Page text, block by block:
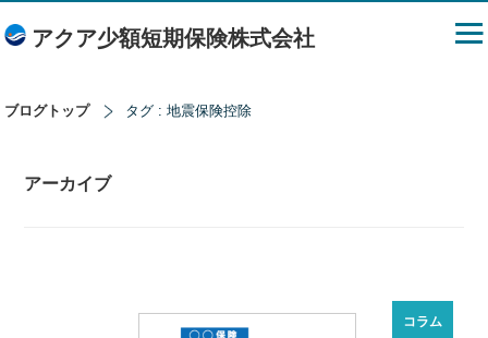
アクア少額短期保険株式会社
ブログトップ タグ : 地震保険控除
アーカイブ
コラム